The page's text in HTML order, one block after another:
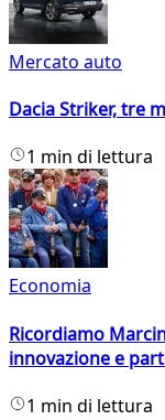
Mercato auto
Dacia Striker, tre
1 min di lettura
Economia
Ricordiamo
innovazione e
1 min di lettura